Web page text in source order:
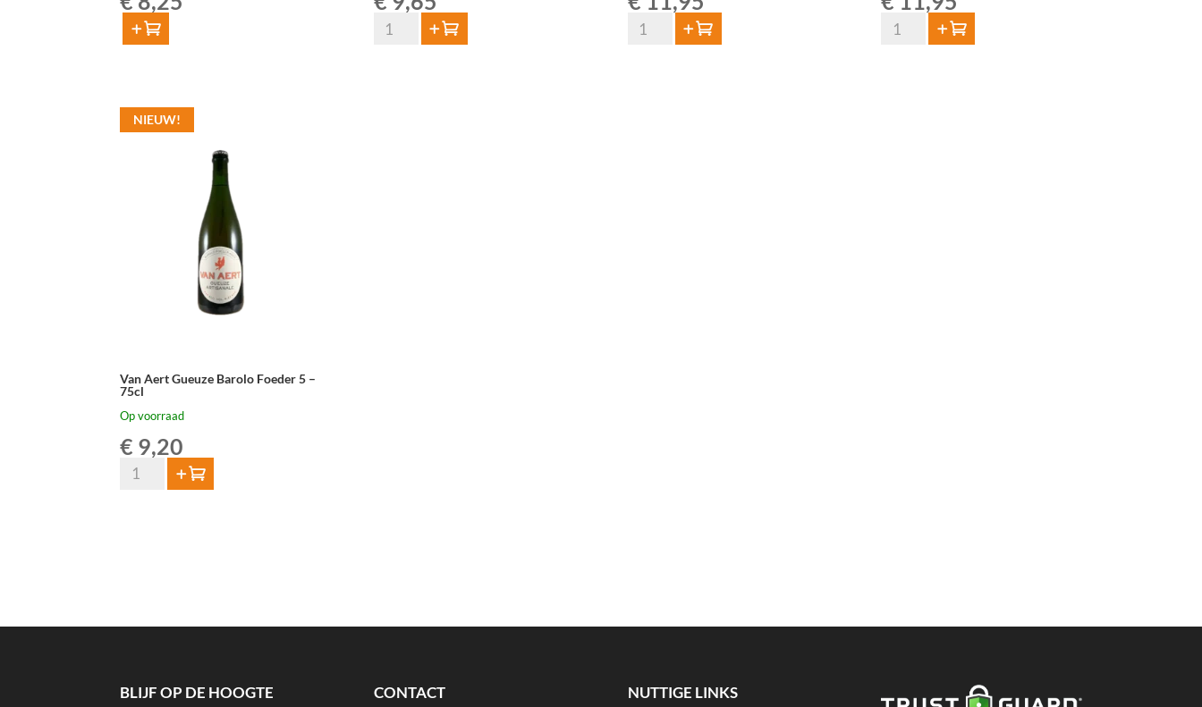
Artisanale
Toevoegen
Van
Toevoegen
Van
Toevoegen
Van
Toevoegen
NIEUW!
Van Aert Gueuze Barolo Foeder 5 –
75cl
Op voorraad
€ 9,20
Van
75cl
Toevoegen
BLIJF OP DE HOOGTE CONTACT NUTTIGE LINKS